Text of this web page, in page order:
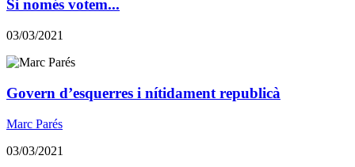
Si només votem...
03/03/2021
Govern d’esquerres i nítidament republicà
Marc Parés
03/03/2021